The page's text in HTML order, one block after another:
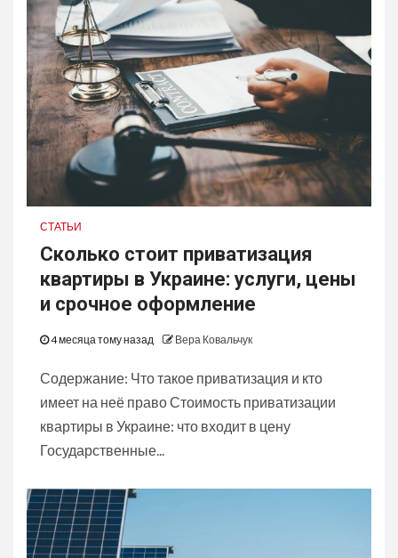
СТАТЬИ
Сколько стоит приватизация
квартиры в Украине: услуги, цены
и срочное оформление
4 месяца тому назад Вера Ковальчук
Содержание: Что такое приватизация и кто
имеет на неё право Стоимость приватизации
квартиры в Украине: что входит в цену
Государственные...